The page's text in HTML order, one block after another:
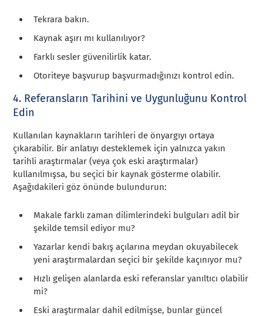
Tekrara bakın.
Kaynak aşırı mı kullanılıyor?
Farklı sesler güvenilirlik katar.
Otoriteye başvurup başvurmadığınızı kontrol edin.
4. Referansların Tarihini ve Uygunluğunu Kontrol
Edin
Kullanılan kaynakların tarihleri de önyargıyı ortaya
çıkarabilir. Bir anlatıyı desteklemek için yalnızca yakın
tarihli araştırmalar (veya çok eski araştırmalar)
kullanılmışsa, bu seçici bir kaynak gösterme olabilir.
Aşağıdakileri göz önünde bulundurun:
Makale farklı zaman dilimlerindeki bulguları adil bir
şekilde temsil ediyor mu?
Yazarlar kendi bakış açılarına meydan okuyabilecek
yeni araştırmalardan seçici bir şekilde kaçınıyor mu?
Hızlı gelişen alanlarda eski referanslar yanıltıcı olabilir
mi?
Eski araştırmalar dahil edilmişse, bunlar güncel